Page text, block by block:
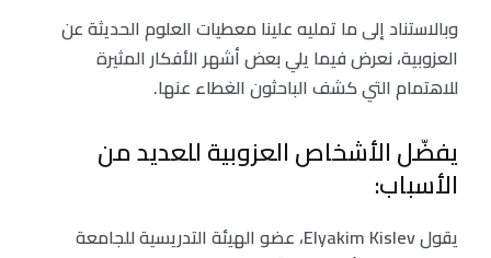
وبالاستناد إلى ما تمليه علينا معطيات العلوم الحديثة عن
العزوبية، نعرض فيما يلي بعض أشهر الأفكار المثيرة
للاهتمام التي كشف الباحثون الغطاء عنها.
يفضّل الأشخاص العزوبية للعديد من
الأسباب:
يقول Elyakim Kislev، عضو الهيئة التدريسية للجامعة